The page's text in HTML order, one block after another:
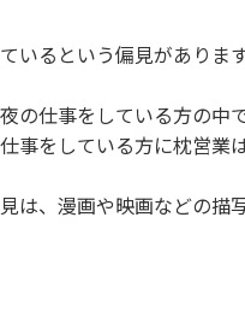
るという偏見があります
の仕事をしている方の中
をしている方に枕営業
は、漫画や映画などの描